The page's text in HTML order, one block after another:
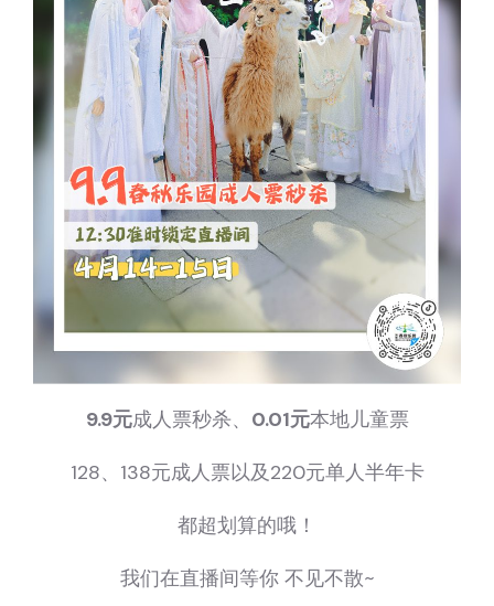
9.9元成人票秒杀、 0.01元本地儿童票
128、138元成人票以及220元单人半年卡
都超划算的哦！
我们在直播间等你 不见不散~